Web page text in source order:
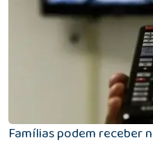
Famílias podem receber